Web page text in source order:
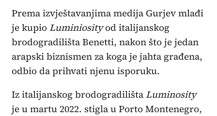
Prema izvještavanjima medija Gurjev mlađi
je kupioLuminiosityod italijanskog
brodogradilišta Benetti, nakon što je jedan
arapski biznismen za koga je jahta građena,
odbio da prihvati njenu isporuku.
Iz italijanskog brodogradilištaLuminosity
je u martu 2022. stigla u Porto Montenegro,